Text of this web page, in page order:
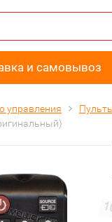
и самовывоз
управления